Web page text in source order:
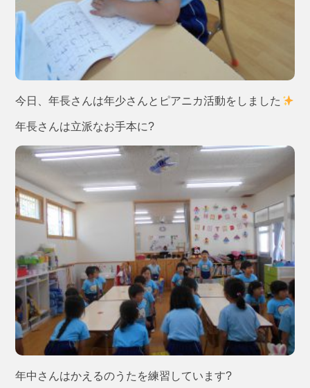
今日、年長さんは年少さんとピアニカ活動をしました
年長さんは立派なお手本に?
年中さんはかえるのうたを練習しています?